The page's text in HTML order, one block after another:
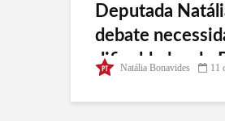
Deputada
debate
dificuldades do
Natália Bonavides 11